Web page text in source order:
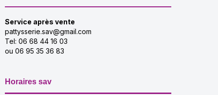
Service après vente
pattysserie.sav@gmail.com
Tel: 06 68 44 16 03
ou 06 95 35 36 83
Horaires sav